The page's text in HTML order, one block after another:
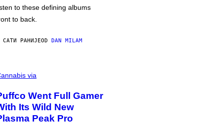
to these defining albums
to back.
САТИ РАНИЈЕOD DAN MILAM
via
Went Full Gamer
Its Wild New
Peak Pro